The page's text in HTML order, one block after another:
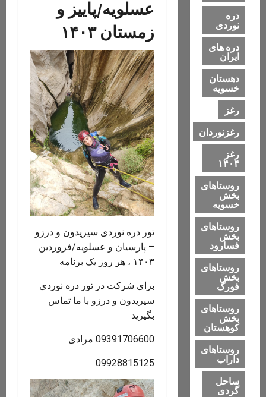
عسلویه/پاییز و
زمستان ۱۴۰۳
تور دره نوردی سیریدون و درزو
– پارسیان و عسلویه/فروردین
۱۴۰۳ ، هر روز یک برنامه
برای شرکت در تور دره نوردی
سیریدون و درزو با ما تماس
بگیرید
09391706600 مرادی
09928815125
دره
نوردی
دره های
ایران
دهستان
خسویه
رغز
رغزنوردان
رغز
۱۴۰۴
روستاهای
بخش
خسویه
روستاهای
بخش
فسارود
روستاهای
بخش
فورگ
روستاهای
بخش
کوهستان
روستاهای
داراب
ساحل
گردی